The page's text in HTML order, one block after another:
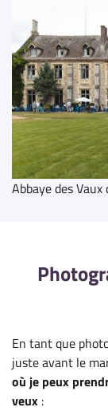
Abbaye des Vaux
En tant que
juste avant le
où je peux
veux :